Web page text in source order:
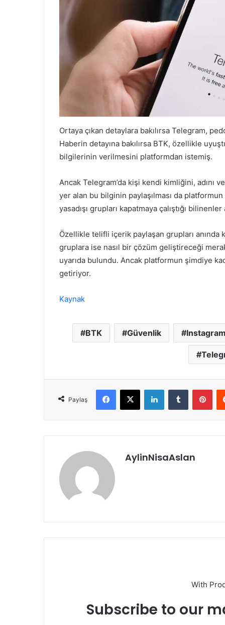
Ortaya çıkan detaylara bakılırsa Telegram,
Haberin detayına bakılırsa BTK, özellikle
bilgilerinin verilmesini platformdan istemiş.
Ancak Telegram’da kişi kendi kimliğini, adını
yer alan bu bilginin paylaşılması da
yasadışı grupları kapatmaya çalıştığı bilinenler
Özellikle telifli içerik paylaşan grupları anında
gruplara ise nasıl bir çözüm geliştireceği
uyarıda bulundu. Ancak platformun şimdiye
getiriyor.
Kaynak
BTK Güvenlik
Paylaş
Facebook
X LinkedInTumblr
AylinNisaAslan
With
Subscribe to our